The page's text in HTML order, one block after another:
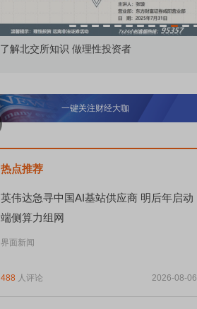
市价委托那么多种，究竟怎么用？
一键关注财经大咖
热点推荐
英伟达急寻中国AI基站供应商 明后年启动
端侧算力组网
界面新闻
488 人评论 2026-08-06